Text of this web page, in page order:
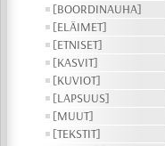
[BOORDINAUHA]
[ELÄIMET]
[ETNISET]
[KASVIT]
[KUVIOT]
[LAPSUUS]
[MUUT]
[TEKSTIT]